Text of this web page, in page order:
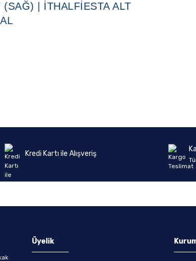
| İTHALFIESTA ALT
Kredi Kartı ile Alışveriş
Üyelik